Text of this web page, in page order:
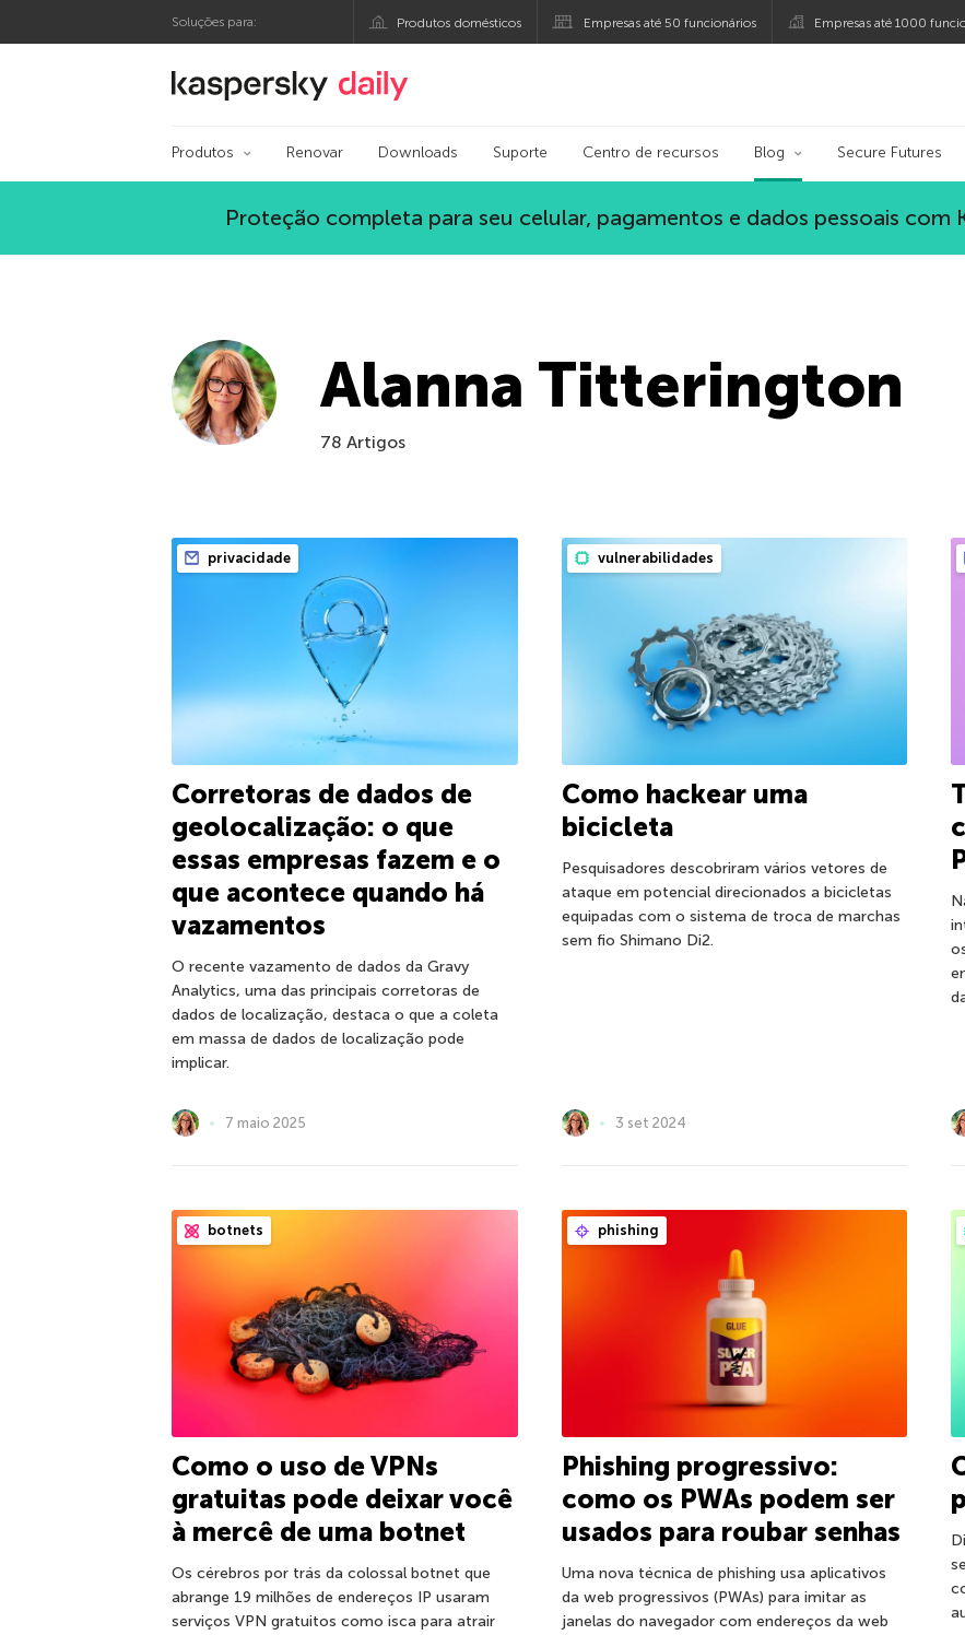
Soluções para: Produtos domésticos Empresas até 50 funcionários Empresas até 1000
Blog oficial da Kaspersky
Produtos Renovar Downloads Suporte Centro de recursos Blog Secure Futures
Proteção completa para seu celular, pagamentos e dados pessoais com
Alanna Titterington
78 Artigos
privacidade
Corretoras de dados de
geolocalização: o que
essas empresas fazem e o
que acontece quando há
vazamentos
O recente vazamento de dados da Gravy
Analytics, uma das principais corretoras de
dados de localização, destaca o que a coleta
em massa de dados de localização pode
implicar.
7 maio 2025
vulnerabilidades
Como hackear uma
bicicleta
Pesquisadores descobriram vários vetores de
ataque em potencial direcionados a bicicletas
equipadas com o sistema de troca de marchas
sem fio Shimano Di2.
3 set 2024
botnets
Como o uso de VPNs
gratuitas pode deixar você
à mercê de uma botnet
Os cérebros por trás da colossal botnet que
abrange 19 milhões de endereços IP usaram
serviços VPN gratuitos como isca para atrair
phishing
Phishing progressivo:
como os PWAs podem ser
usados para roubar senhas
Uma nova técnica de phishing usa aplicativos
da web progressivos (PWAs) para imitar as
janelas do navegador com endereços da web